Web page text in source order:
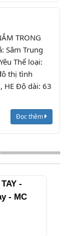
TRONG
Sâm Trung
Thể loại:
thị tình
HE Độ dài: 63
Đọc thêm
-
- MC